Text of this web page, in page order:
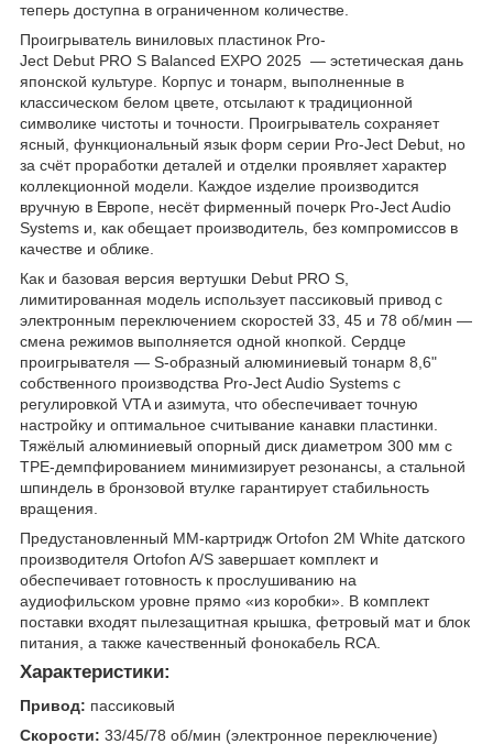
теперь доступна в ограниченном количестве.
Проигрыватель виниловых пластинок Pro-
Ject Debut PRO S Balanced EXPO 2025 — эстетическая дань
японской культуре. Корпус и тонарм, выполненные в
классическом белом цвете, отсылают к традиционной
символике чистоты и точности. Проигрыватель сохраняет
ясный, функциональный язык форм серии Pro-Ject Debut, но
за счёт проработки деталей и отделки проявляет характер
коллекционной модели. Каждое изделие производится
вручную в Европе, несёт фирменный почерк Pro-Ject Audio
Systems и, как обещает производитель, без компромиссов в
качестве и облике.
Как и базовая версия вертушки Debut PRO S,
лимитированная модель использует пассиковый привод с
электронным переключением скоростей 33, 45 и 78 об/мин —
смена режимов выполняется одной кнопкой. Сердце
проигрывателя — S-образный алюминиевый тонарм 8,6"
собственного производства Pro-Ject Audio Systems с
регулировкой VTA и азимута, что обеспечивает точную
настройку и оптимальное считывание канавки пластинки.
Тяжёлый алюминиевый опорный диск диаметром 300 мм с
TPE-демпфированием минимизирует резонансы, а стальной
шпиндель в бронзовой втулке гарантирует стабильность
вращения.
Предустановленный MM-картридж Ortofon 2M White датского
производителя Ortofon A/S завершает комплект и
обеспечивает готовность к прослушиванию на
аудиофильском уровне прямо «из коробки». В комплект
поставки входят пылезащитная крышка, фетровый мат и блок
питания, а также качественный фонокабель RCA.
Характеристики:
Привод: пассиковый
Скорости: 33/45/78 об/мин (электронное переключение)